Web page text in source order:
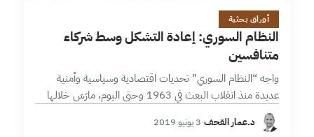
19 دقائق
أوراق بحثية
النظام السوري: إعادة التشكل وسط شركاء
متنافسين
واجه “النظام السوري” تحديات اقتصادية وسياسية وأمنية
عديدة منذ انقلاب البعث في 1963 وحتى اليوم، مارَسَ خلالها
أدوات الالتفاف والاحتواء والقفز إلى الأمام واستثمار الحلفاء
وغيرها ليصمد بتعريفه الخاص للصمود،…
د.عمار القحف·3 يونيو 2019